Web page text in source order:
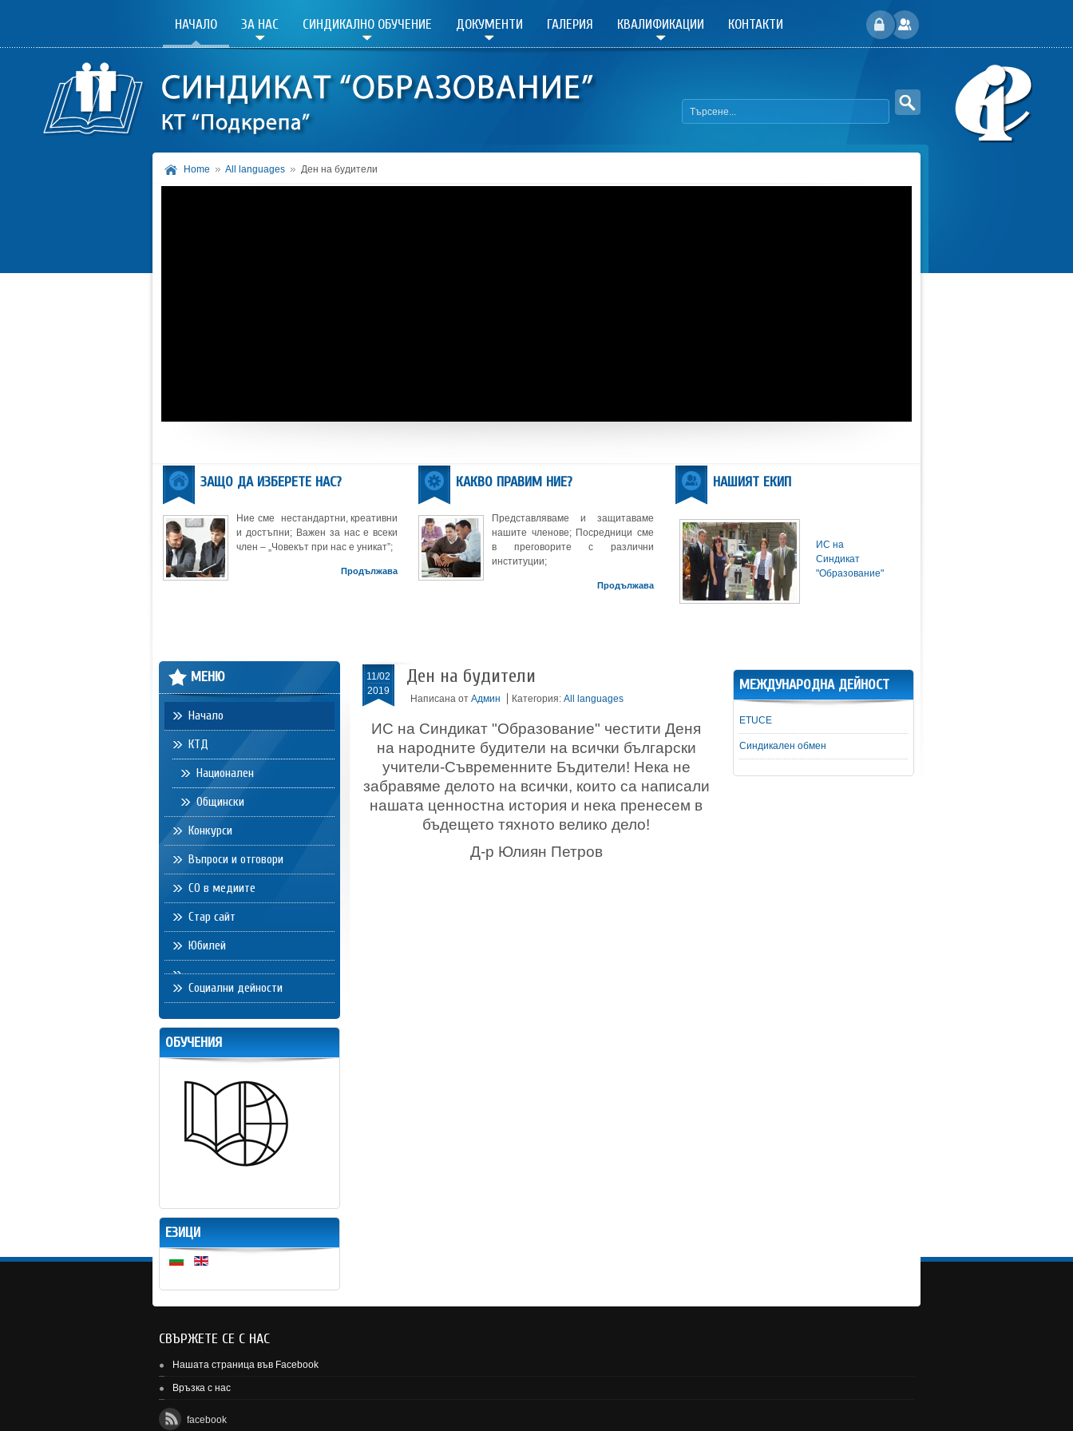
НАЧАЛО ЗА НАС СИНДИКАЛНО ОБУЧЕНИЕ ДОКУМЕНТИ ГАЛЕРИЯ КВАЛИФИКАЦИИ КОНТАКТИ
Home All languages Ден на будители
ЗАЩО ДА ИЗБЕРЕТЕ НАС?
Ние сме нестандартни, креативни
и достъпни; Важен за нас е всеки
член – „Човекът при нас е уникат”;
Продължава
КАКВО ПРАВИМ НИЕ?
Представляваме и защитаваме
нашите членове; Посредници сме
в преговорите с различни
институции;
Продължава
НАШИЯТ ЕКИП
ИС на
Синдикат
"Образование"
11/02
2019
Ден на будители
Написана от Админ Категория: All languages
ИС на Синдикат "Образование" честити Деня
на народните будители на всички български
учители-Съвременните Бъдители! Нека не
забравяме делото на всички, които са написали
нашата ценностна история и нека пренесем в
бъдещето тяхното велико дело!
Д-р Юлиян Петров
МЕЖДУНАРОДНА ДЕЙНОСТ
ETUCE
Синдикален обмен
МЕНЮ
Начало
КТД
Национален
Общински
Конкурси
Въпроси и отговори
СО в медиите
Стар сайт
Юбилей
Социални дейности
ОБУЧЕНИЯ
ЕЗИЦИ
СВЪРЖЕТЕ СЕ С НАС
Нашата страница във Facebook
Връзка с нас
facebook